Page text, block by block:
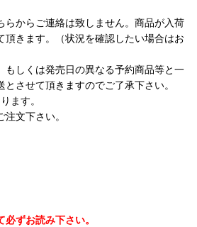
らからご連絡は致しません。商品が入荷
頂きます。（状況を確認したい場合はお
もしくは発売日の異なる予約商品等と一
させて頂きますのでご了承下さい。
ます。
文下さい。
ずお読み下さい。